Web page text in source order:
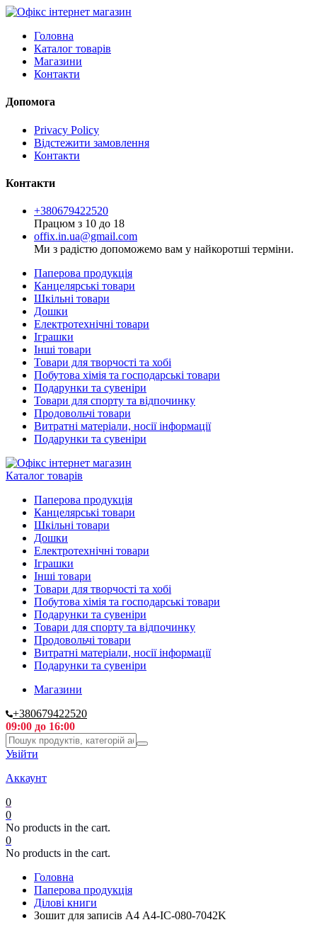
Головна
Каталог товарів
Магазини
Контакти
Допомога
Privacy Policy
Відстежити замовлення
Контакти
Контакти
+380679422520
Працюм з 10 до 18
offix.in.ua@gmail.com
Ми з радістю допоможемо вам у найкоротші терміни.
Паперова продукція
Канцелярські товари
Шкільні товари
Дошки
Електротехнічні товари
Іграшки
Інші товари
Товари для творчості та хобі
Побутова хімія та господарські товари
Подарунки та сувеніри
Товари для спорту та відпочинку
Продовольчі товари
Витратні матеріали, носії інформації
Подарунки та сувеніри
Каталог товарів
Паперова продукція
Канцелярські товари
Шкільні товари
Дошки
Електротехнічні товари
Іграшки
Інші товари
Товари для творчості та хобі
Побутова хімія та господарські товари
Подарунки та сувеніри
Товари для спорту та відпочинку
Продовольчі товари
Витратні матеріали, носії інформації
Подарунки та сувеніри
Магазини
+380679422520
09:00 до 16:00
Увійти
Аккаунт
0
0
No products in the cart.
0
No products in the cart.
Головна
Паперова продукція
Ділові книги
Зошит для записів А4 A4-IC-080-7042K